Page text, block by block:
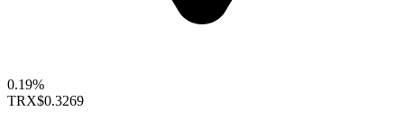
0.19%
TRX$0.3269